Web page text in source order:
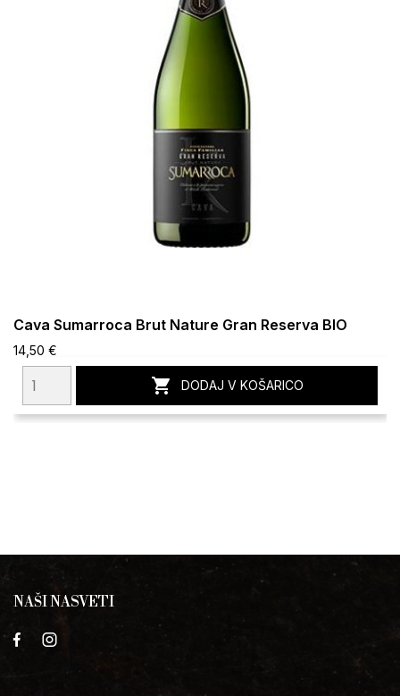
Cava Sumarroca Brut Nature Gran Reserva BIO
14,50 €
 DODAJ V KOŠARICO
NAŠI NASVETI